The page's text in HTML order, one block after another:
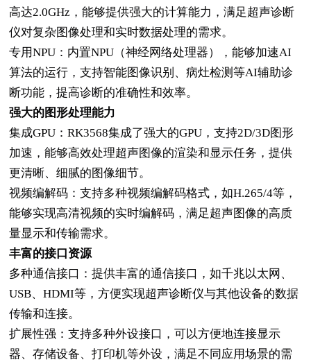
高达2.0GHz，能够提供强大的计算能力，满足超声诊断
仪对复杂图像处理和实时数据处理的需求。
专用NPU：内置NPU（神经网络处理器），能够加速AI
算法的运行，支持智能图像识别、病灶检测等AI辅助诊
断功能，提高诊断的准确性和效率。
强大的图形处理能力
集成GPU：RK3568集成了强大的GPU，支持2D/3D图形
加速，能够高效处理超声图像的渲染和显示任务，提供
更清晰、细腻的图像细节。
视频编解码：支持多种视频编解码格式，如H.265/4等，
能够实现高清视频的实时编解码，满足超声图像的高质
量显示和传输需求。
丰富的接口资源
多种通信接口：提供丰富的通信接口，如千兆以太网、
USB、HDMI等，方便实现超声诊断仪与其他设备的数据
传输和连接。
扩展性强：支持多种外设接口，可以方便地连接显示
器、存储设备、打印机等外设，满足不同应用场景的需